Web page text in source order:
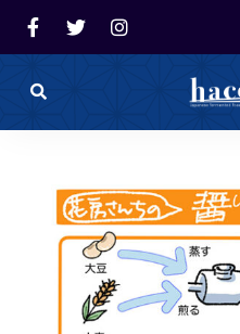
発
フ
む
は
発
酵
ラ
イ
フ
を
楽
し
む